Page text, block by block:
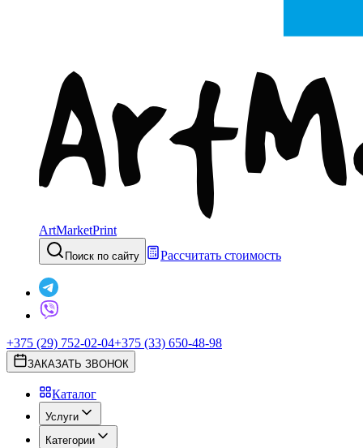
ArtMarketPrint
Поиск по сайту Рассчитать стоимость
+375 (29) 752-02-04+375 (33) 650-48-98
ЗАКАЗАТЬ ЗВОНОК
Каталог
Услуги
Категории